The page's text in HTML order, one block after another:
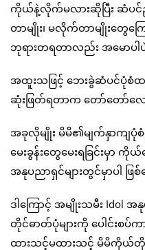
ကိုယ်နဲ့လိုက်မလားဆိုပြီး ဆံပင်ညှ
တာမျိုး၊ မလိုက်တာမျိုးတွေက
ဘုရားတရတာလည်း အမောပါပဲ
အထူးသဖြင့် ဘေးခွဲဆံပင်ပုံ
ဆုံးဖြတ်ရတာက တော်တော်လေ
အခုလိုမျိုး မိမိ၏မျက်နှာကျ
မေးခွန်းတွေမေးရခြင်းမှ
အနုပညာရှင်များတွင်မှာပါ ဖ
ဒါကြောင့် အမျိုးသမီး Idol
တိုင်ဓာတ်ပုံများကို ပေါင်းစပ်က
ထားသင့်မထားသင့် မိမိကိုယ်တိုင်